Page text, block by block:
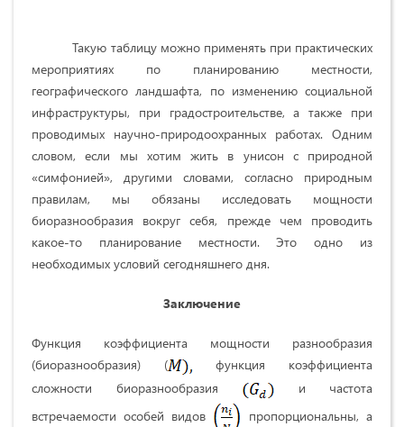
Такую таблицу можно применять при практических
мероприятиях по планированию местности,
географического ландшафта, по изменению социальной
инфраструктуры, при градостроительстве, а также при
проводимых научно-природоохранных работах. Одним
словом, если мы хотим жить в унисон с природной
«симфонией», другими словами, согласно природным
правилам, мы обязаны исследовать мощности
биоразнообразия вокруг себя, прежде чем проводить
какое-то планирование местности. Это одно из
необходимых условий сегодняшнего дня.
Заключение
Функция коэффициента мощности разнообразия
(биоразнообразия) (
функция коэффициента
сложности биоразнообразия
и частота
встречаемости особей видов
пропорциональны, а